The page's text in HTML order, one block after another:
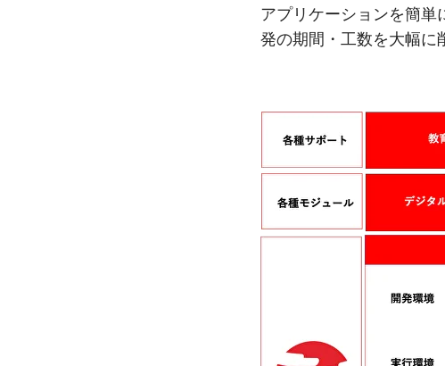
アプリケーションを簡単
発の期間・工数を大幅に